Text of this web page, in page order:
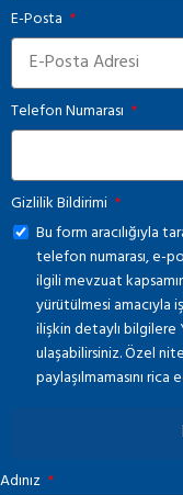
E-Posta
Telefon Numarası
Gizlilik Bildirimi
Bu form aracılığıyla
telefon numarası, e-
ilgili mevzuat
yürütülmesi amacıyla
ilişkin detaylı bilgilere
ulaşabilirsiniz. Özel
paylaşılmamasını rica
Adınız